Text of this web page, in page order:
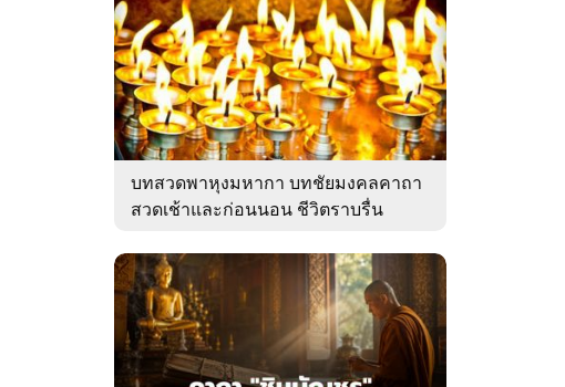
บทสวดพาหุงมหากา บทชัยมงคลคาถา
สวดเช้าและก่อนนอน ชีวิตราบรื่น